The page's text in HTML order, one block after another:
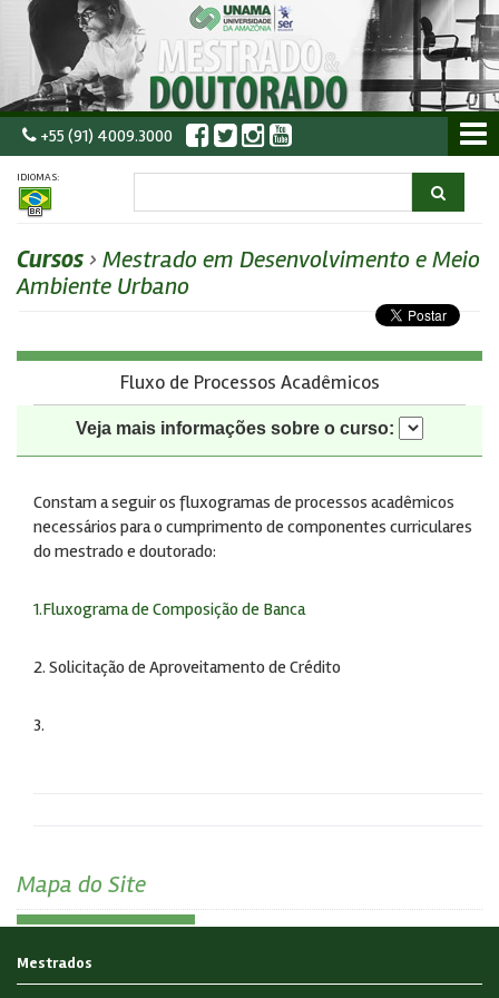
+55 (91) 4009.3000
IDIOMAS:
Cursos› Mestrado em Desenvolvimento e Meio
Ambiente Urbano
Fluxo de Processos Acadêmicos
Veja mais informações sobre o curso:
Constam a seguir os fluxogramas de processos acadêmicos
necessários para o cumprimento de componentes curriculares
do mestrado e doutorado:
1.Fluxograma de Composição de Banca
2. Solicitação de Aproveitamento de Crédito
3.
Mapa do Site
Mestrados